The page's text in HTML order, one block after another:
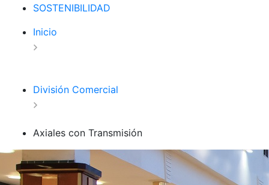
SOSTENIBILIDAD
Inicio
División Comercial
Axiales con Transmisión